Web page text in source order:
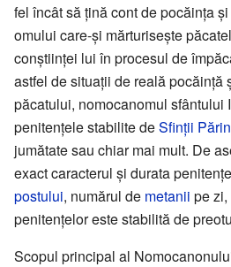
fel încât să țină cont de pocăința
omului care-și mărturisește
conștiinței lui în procesul de
astfel de situații de reală pocăință
păcatului, nomocanomul sfântului
penitențele stabilite deSfinții
jumătate sau chiar mai mult. De
exact caracterul și durata
postului, numărul de metanii pe zi,
penitențelor este stabilită de
Scopul principal al